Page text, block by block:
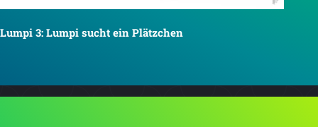
Lumpi 3: Lumpi sucht ein Plätzchen